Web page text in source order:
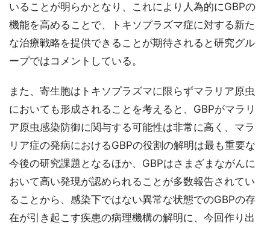
いることが明らかとなり、これにより人為的にGBPの
機能を高めることで、トキソプラズマ症に対する新た
な治療戦略を提供できることが期待されると研究グル
ープではコメントしている。
また、寄生胞はトキソプラズマに限らずマラリア原虫
においても形成されることを考えると、GBPがマラリ
ア原虫感染防御に関与する可能性は非常に高く、マラ
リア症の発病におけるGBPの役割の解明は最も重要な
今後の研究課題となるほか、GBPはさまざまながんに
おいて高い発現が認められることが多数報告されてい
ることから、感染下ではない異常な状態でのGBPの存
在が引き起こす疾患の病理機構の解明に、今回作り出